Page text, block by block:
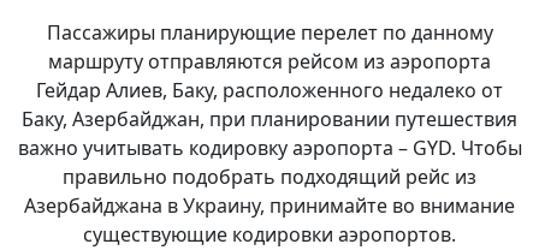
Пассажиры планирующие перелет по данному
маршруту отправляются рейсом из аэропорта
Гейдар Алиев, Баку, расположенного недалеко от
Баку, Азербайджан, при планировании путешествия
важно учитывать кодировку аэропорта – GYD. Чтобы
правильно подобрать подходящий рейс из
Азербайджана в Украину, принимайте во внимание
существующие кодировки аэропортов.